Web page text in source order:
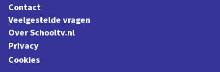
Contact
Veelgestelde vragen
Over Schooltv.nl
Privacy
Cookies